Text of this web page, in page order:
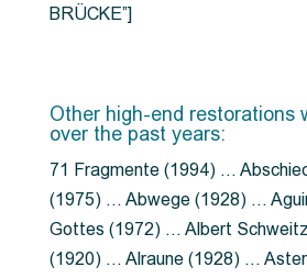
BRÜCKE”]
Other high-end restorations
over the past years:
71 Fragmente (1994) …
(1975) … Abwege (1928) …
Gottes (1972) … Albert
(1920) … Alraune (1928) …